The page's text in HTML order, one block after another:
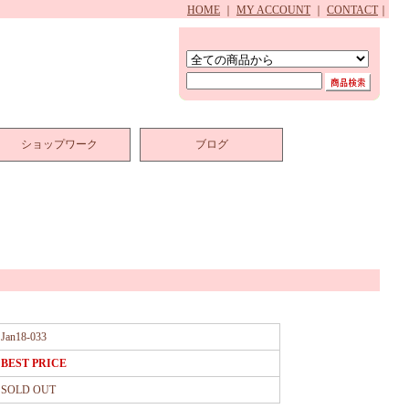
HOME MY ACCOUNT CONTACT
ショップワーク ブログ
Jan18-033
BEST PRICE
SOLD OUT